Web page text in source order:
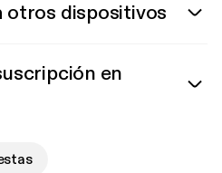
otros dispositivos
en